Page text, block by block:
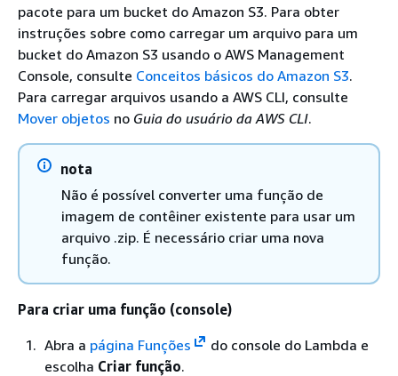
pacote para um bucket do Amazon S3. Para obter
instruções sobre como carregar um arquivo para um
bucket do Amazon S3 usando o AWS Management
Console, consulte Conceitos básicos do Amazon S3.
Para carregar arquivos usando a AWS CLI, consulte
Mover objetos no Guia do usuário da AWS CLI.
nota
Não é possível converter uma função de
imagem de contêiner existente para usar um
arquivo .zip. É necessário criar uma nova
função.
Para criar uma função (console)
Abra a página Funções
do console do Lambda e
escolha Criar função.